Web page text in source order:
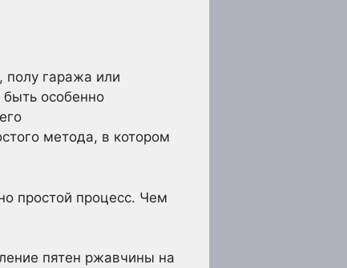
полу гаража или
особенно
метода, в котором
простой процесс. Чем
пятен ржавчины на